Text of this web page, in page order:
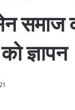
ज्ञापन